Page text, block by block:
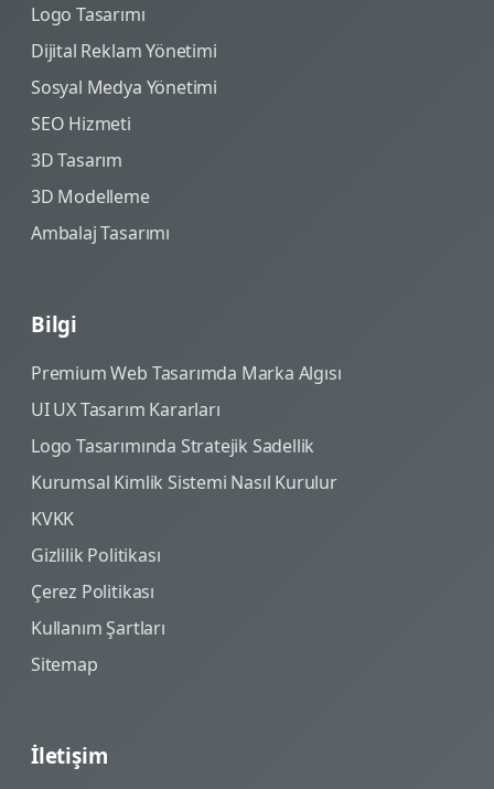
Logo Tasarımı
Dijital Reklam Yönetimi
Sosyal Medya Yönetimi
SEO Hizmeti
3D Tasarım
3D Modelleme
Ambalaj Tasarımı
Bilgi
Premium Web Tasarımda Marka Algısı
UI UX Tasarım Kararları
Logo Tasarımında Stratejik Sadellik
Kurumsal Kimlik Sistemi Nasıl Kurulur
KVKK
Gizlilik Politikası
Çerez Politikası
Kullanım Şartları
Sitemap
İletişim